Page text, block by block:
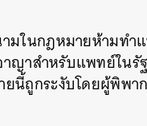
มในกฎหมายห้ามท
ญาสำหรับแพทย์ใน
นี้ถูกระงับโดยผู้พิพา